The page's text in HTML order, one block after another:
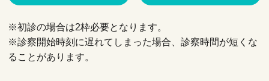
※初診の場合は2枠必要となります。
※診察開始時刻に遅れてしまった場合、診察時間が短くな
ることがあります。